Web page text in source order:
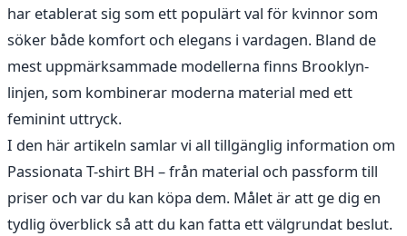
har etablerat sig som ett populärt val för kvinnor som
söker både komfort och elegans i vardagen. Bland de
mest uppmärksammade modellerna finns Brooklyn-
linjen, som kombinerar moderna material med ett
feminint uttryck.
I den här artikeln samlar vi all tillgänglig information om
Passionata T-shirt BH – från material och passform till
priser och var du kan köpa dem. Målet är att ge dig en
tydlig överblick så att du kan fatta ett välgrundat beslut.